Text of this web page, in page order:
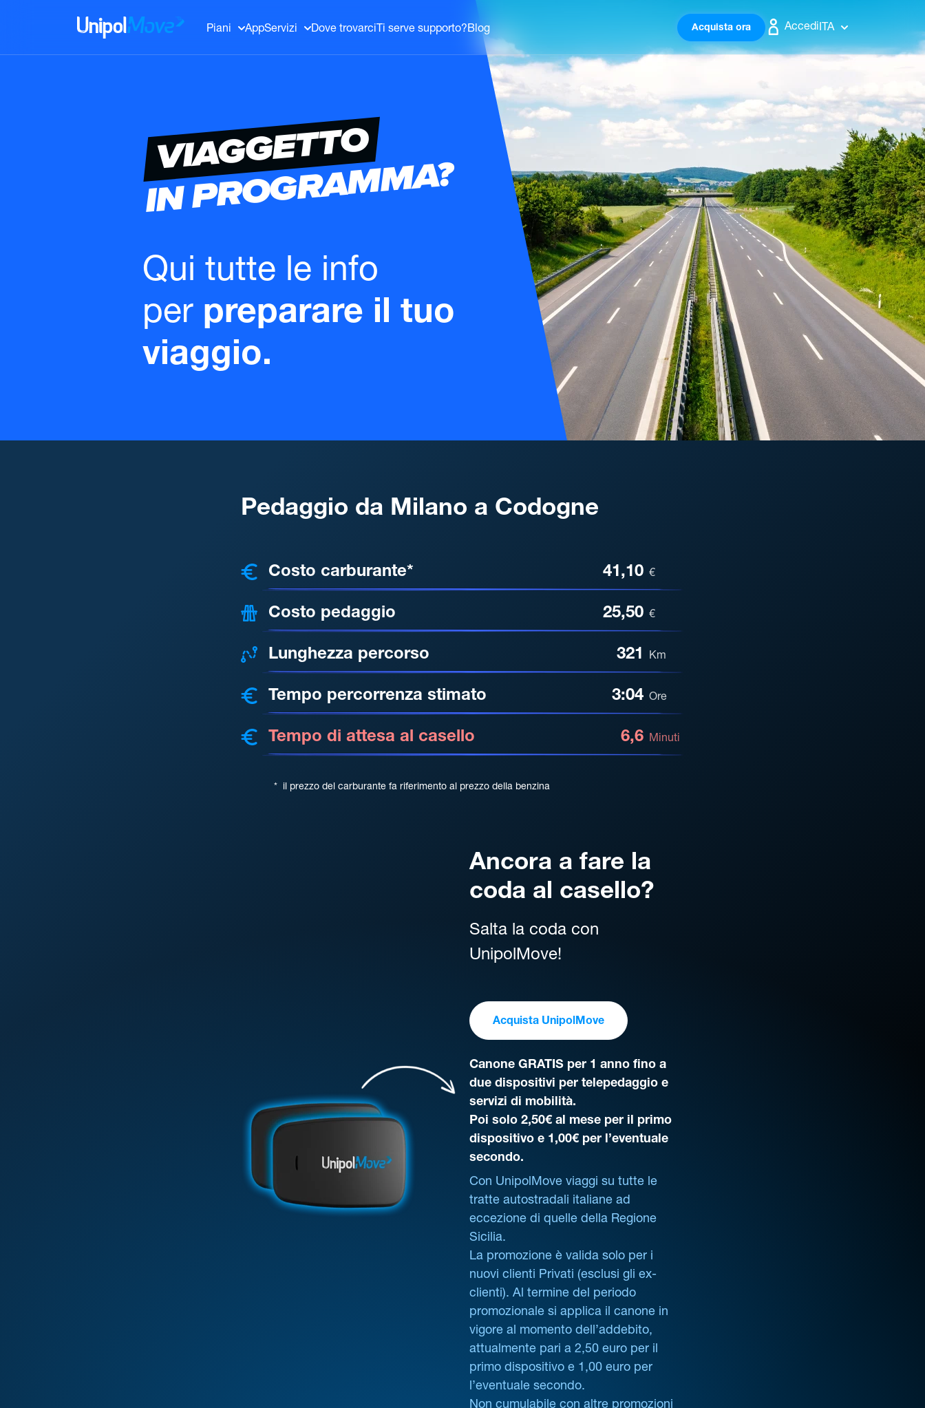
UnipolMove Piani AppServizi Dove trovarci Ti serve supporto?Blog Acquista ora AccediITA
VIAGGETTO
IN PROGRAMMA?
Qui tutte le info
per preparare il tuo
viaggio.
Pedaggio da Milano a Codogne
Costo carburante* 41,10 €
Costo pedaggio 25,50 €
Lunghezza percorso 321 Km
Tempo percorrenza stimato 3:04 Ore
Tempo di attesa al casello 6,6 Minuti
* il prezzo del carburante fa riferimento al prezzo della benzina
Ancora a fare la
coda al casello?
Salta la coda con
UnipolMove!
Acquista UnipolMove
Canone GRATIS per 1 anno fino a
due dispositivi per telepedaggio e
servizi di mobilità.
Poi solo 2,50€ al mese per il primo
dispositivo e 1,00€ per l’eventuale
secondo.
Con UnipolMove viaggi su tutte le
tratte autostradali italiane ad
eccezione di quelle della Regione
Sicilia.
La promozione è valida solo per i
nuovi clienti Privati (esclusi gli ex-
clienti). Al termine del periodo
promozionale si applica il canone in
vigore al momento dell’addebito,
attualmente pari a 2,50 euro per il
primo dispositivo e 1,00 euro per
l’eventuale secondo.
Non cumulabile con altre promozioni